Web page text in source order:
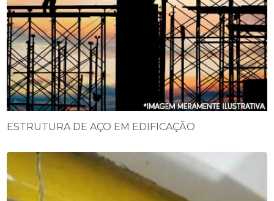
ESTRUTURA DE AÇO EM EDIFICAÇÃO